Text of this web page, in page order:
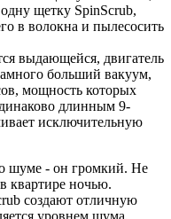
щетку SpinScrub,
в волокна и пылесосить
выдающейся, двигатель
больший вакуум,
мощность которых
длинным 9-
исключительную
шуме - он громкий. Не
квартире ночью.
создают отличную